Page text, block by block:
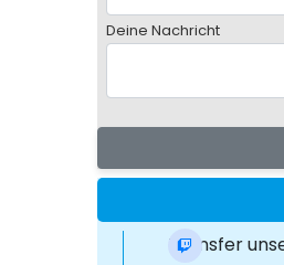
Deine Nachricht
Transfer